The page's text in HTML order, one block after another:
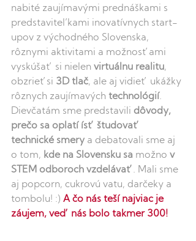
nabité zaujímavými prednáškami s
predstaviteľkami inovatívnych start-
upov z východného Slovenska,
rôznymi aktivitami a možnosťami
vyskúšať si nielen virtuálnu realitu,
obzrieťsi 3D tlač, ale aj vidieť ukážky
rôznych zaujímavých technológií.
Dievčatám sme predstavili dôvody,
prečo sa oplatí ísť študovať
technické smery a debatovali sme aj
o tom, kde na Slovensku sa možno v
STEM odboroch vzdelávať . Mali sme
aj popcorn, cukrovú vatu, darčeky a
tombolu! :) A čo nás teší najviac je
záujem, veď nás bolo takmer 300!